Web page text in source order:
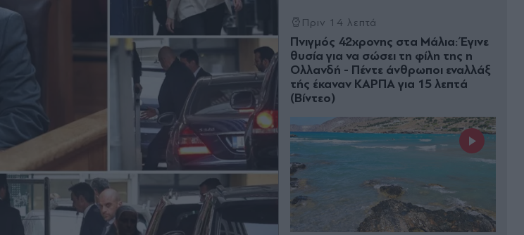
Πριν 14 λεπτά
Πνιγμός 42χρονης στα Μάλια: Έγινε
θυσία για να σώσει τη φίλη της η
Ολλανδή - Πέντε άνθρωποι εναλλάξ
τής έκαναν ΚΑΡΠΑ για 15 λεπτά
(Βίντεο)